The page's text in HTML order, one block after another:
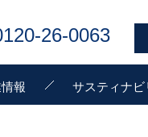
26-0063
報 サスティナビ